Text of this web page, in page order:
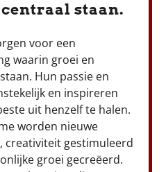
staan.
voor een
waarin groei en
Hun passie en
en inspireren
uit henzelf te halen.
worden nieuwe
creativiteit gestimuleerd
groei gecreëerd.